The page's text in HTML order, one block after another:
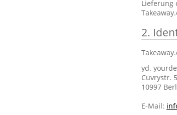
Lieferung
2.
yd.
Cuvrystr.
10997
E-Mail: